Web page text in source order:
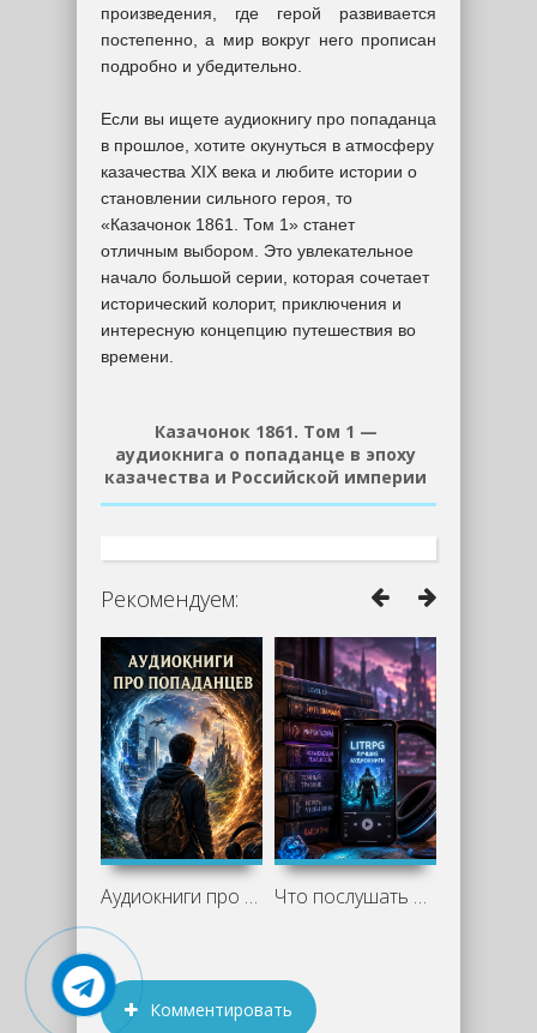
произведения, где герой развивается
постепенно, а мир вокруг него прописан
подробно и убедительно.
Если вы ищете аудиокнигу про попаданца
в прошлое, хотите окунуться в атмосферу
казачества XIX века и любите истории о
становлении сильного героя, то
«Казачонок 1861. Том 1» станет
отличным выбором. Это увлекательное
начало большой серии, которая сочетает
исторический колорит, приключения и
интересную концепцию путешествия во
времени.
Казачонок 1861. Том 1 —
аудиокнига о попаданце в эпоху
казачества и Российской империи
Рекомендуем:
Аудиокниги про попаданцев слушать Что послушать из LitRPG: лучшие
Комментировать